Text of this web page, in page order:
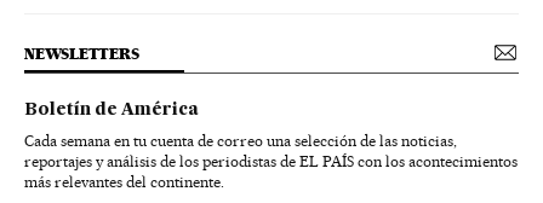
NEWSLETTERS
Boletín de América
Cada semana en tu cuenta de correo una selección de las noticias,
reportajes y análisis de los periodistas de EL PAÍS con los acontecimientos
más relevantes del continente.